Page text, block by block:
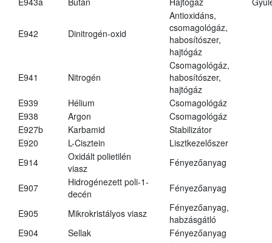
E942 Dinitrogén-oxid
Antioxidáns,
csomagológáz,
habosítószer,
hajtógáz
E941 Nitrogén
Csomagológáz,
habosítószer,
hajtógáz
E939
Hélium
Csomagológáz
E938
Argon
Csomagológáz
E927b
Karbamid
Stabilizátor
E920
L-Cisztein
Lisztkezelőszer
E914
Oxidált polietilén
viasz
Fényezőanyag
E907
Hidrogénezett poli-1-
decén
Fényezőanyag
E905 Mikrokristályos viasz
Fényezőanyag,
habzásgátló
E904
Sellak Fényezőanyag